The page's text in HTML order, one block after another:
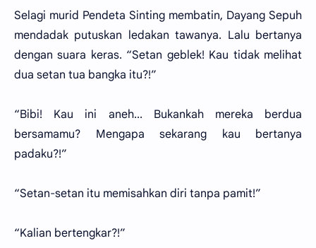
Selagi murid Pendeta Sinting membatin, Dayang Sepuh
mendadak putuskan ledakan tawanya. Lalu bertanya
dengan suara keras. “Setan geblek! Kau tidak melihat
dua setan tua bangka itu?!”
“Bibi! Kau ini aneh... Bukankah mereka berdua
bersamamu? Mengapa sekarang kau bertanya
padaku?!”
“Setan-setan itu memisahkan diri tanpa pamit!”
“Kalian bertengkar?!”